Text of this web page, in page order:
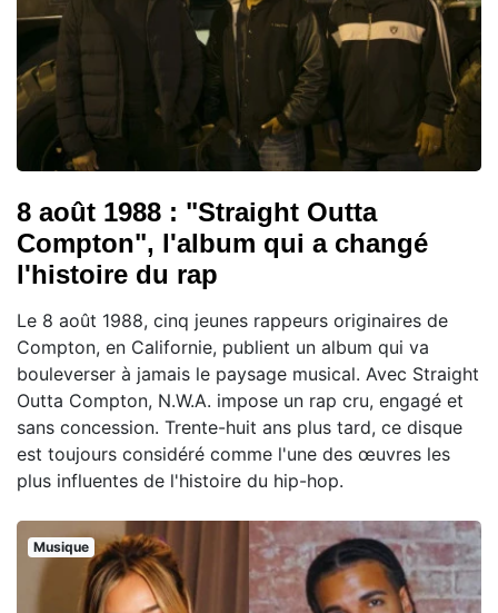
8 août 1988 : "Straight Outta
Compton", l'album qui a changé
l'histoire du rap
Le 8 août 1988, cinq jeunes rappeurs originaires de
Compton, en Californie, publient un album qui va
bouleverser à jamais le paysage musical. Avec Straight
Outta Compton, N.W.A. impose un rap cru, engagé et
sans concession. Trente-huit ans plus tard, ce disque
est toujours considéré comme l'une des œuvres les
plus influentes de l'histoire du hip-hop.
Musique